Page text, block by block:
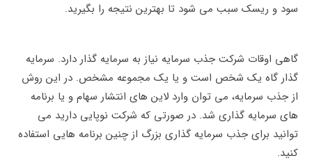
سود و ریسک سبب می شود تا بهترین نتیجه را بگیرید.
گاهی اوقات شرکت جذب سرمایه نیاز به سرمایه گذار دارد. سرمایه
گذار گاه یک شخص است و یا یک مجموعه مشخص. در این روش
از جذب سرمایه، می توان وارد لاین های انتشار سهام و یا برنامه
های سرمایه گذاری شد. در صورتی که شرکت نوپایی دارید می
توانید برای جذب سرمایه گذاری بزرگ از چنین برنامه هایی استفاده
کنید.